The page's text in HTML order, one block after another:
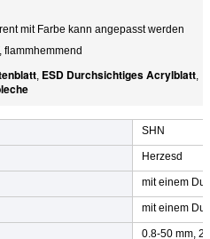
mit Farbe kann angepasst werden
flammhemmend
, ESD Durchsichtiges Acrylblatt,
SHN
Herzesd
mit einem
mit einem
0.8-50 mm,